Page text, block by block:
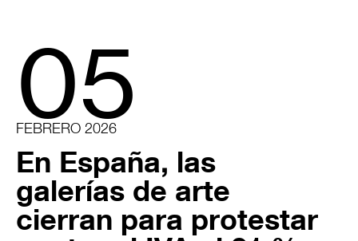
05
FEBRERO 2026
En España, las
galerías de arte
cierran para protestar